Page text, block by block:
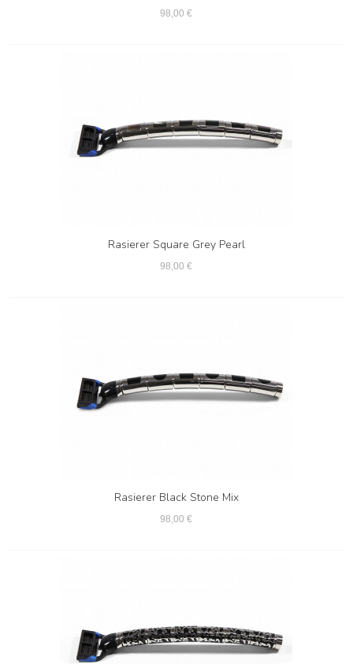
98,00 €
Rasierer Square Grey Pearl
98,00 €
Rasierer Black Stone Mix
98,00 €